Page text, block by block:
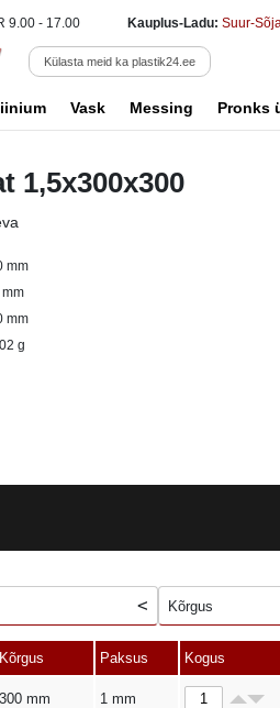
9.00 - 17.00 Kauplus-Ladu: Suur-
Külasta meid ka plastik24.ee
Vask Messing Pronks
1,5x300x300
mm
mm
mm
g
Kõrgus
Kõrgus Paksus Kogus
300 mm 1 mm